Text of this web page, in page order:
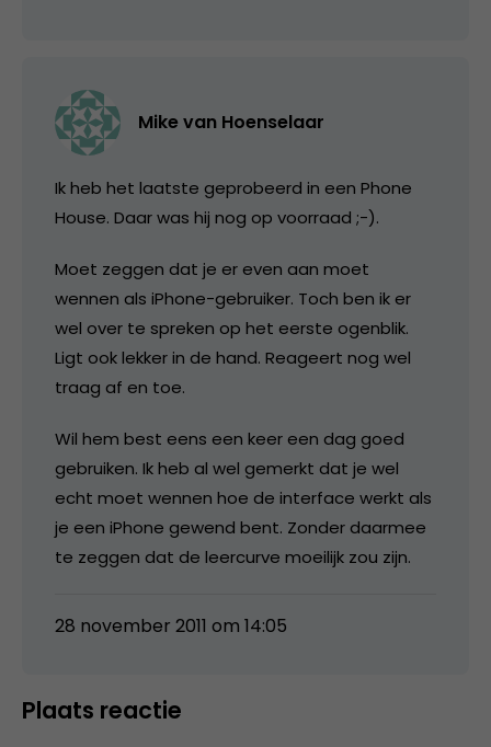
Mike van Hoenselaar
Ik heb het laatste geprobeerd in een Phone
House. Daar was hij nog op voorraad ;-).
Moet zeggen dat je er even aan moet
wennen als iPhone-gebruiker. Toch ben ik er
wel over te spreken op het eerste ogenblik.
Ligt ook lekker in de hand. Reageert nog wel
traag af en toe.
Wil hem best eens een keer een dag goed
gebruiken. Ik heb al wel gemerkt dat je wel
echt moet wennen hoe de interface werkt als
je een iPhone gewend bent. Zonder daarmee
te zeggen dat de leercurve moeilijk zou zijn.
28 november 2011 om 14:05
Plaats reactie